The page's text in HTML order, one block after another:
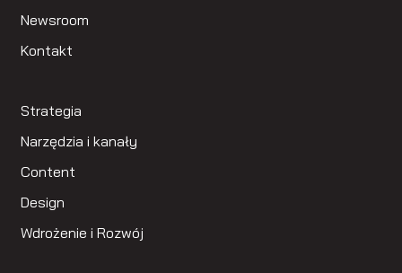
Newsroom
Kontakt
Strategia
Narzędzia i kanały
Content
Design
Wdrożenie i Rozwój